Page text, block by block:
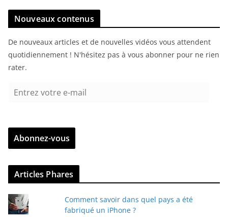
Nouveaux contenus
De nouveaux articles et de nouvelles vidéos vous attendent
quotidiennement ! N'hésitez pas à vous abonner pour ne rien
rater.
r
z
v
r
e
Abonnez-vous
Articles Phares
Comment savoir dans quel pays a été
fabriqué un iPhone ?